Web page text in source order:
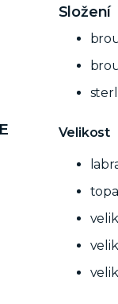
Složení
Velikost